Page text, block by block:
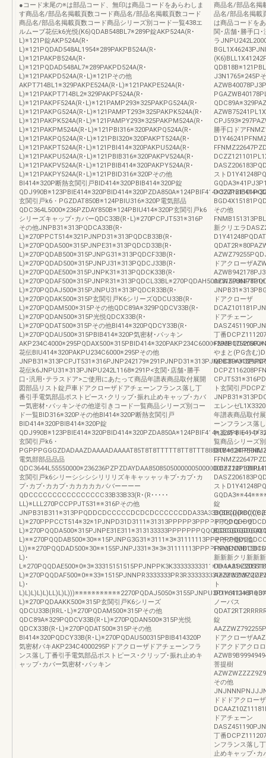
●コード末尾の※は部品コード、無印は商品コードをあらわしま
す商品名/部品名掲載頁数コード商品名/部品名掲載頁数コード
商品名/部品名掲載頁数コード商品シリーズ別コード一覧438エ
ルムーブ花伝k6光悦(K6)QDAB548BL7※289P錠AKP524A(R･
L)※121P錠AKP524A(R･
L)※121PQDAD548AL1954※289PAKPB524A(R･
L)※121PAKPB524A(R･
L)※121PQDAD548AL7※289PAKPD524A(R･
L)※121PAKPD524A(R･L)※121Pその他
AKPT714BL1※329PAKPE524A(R･L)※121PAKPE524A(R･
L)※121PAKPT714BL2※329PAKPF524A(R･
L)※121PAKPF524A(R･L)※121PAMP293※325PAKPG524A(R･
L)※121PAKPG524A(R･L)※121PAMPT293※325PAKPK524A(R･
L)※121PAKPK524A(R･L)※121PAMPY293※325PAKPM524A(R･
L)※121PAKPM524A(R･L)※121PBI316※320PAKPQ524A(R･
L)※121PAKPQ524A(R･L)※121PBI320※320PAKPT524A(R･
L)※121PAKPT524A(R･L)※121PBI414※320PAKPU524A(R･
L)※121PAKPU524A(R･L)※121PBIB316※320PAKPV524A(R･
L)※121PAKPV524A(R･L)※121PBIB414※320PAKPY524A(R･
L)※121PAKPY524A(R･L)※121PBID316※320Pその他
BI414※320P断熱玄関引戸BID414※320PBIB414※320P錠
玄関引戸k6・PGZDAT850B※124PBIU316※320P電気部品
QDC364L5000※236PZDAY850B※124PBIU414※320P玄関引戸k6
シリーズキャップ･カバーQDC33B(R･L)※270PCPJT531※316P
その他JNPB31※313PQDCA33B(R･
L)※270PPCT514※321PJNPD31※313PQDCB33B(R･
L)※270PQDA500※315PJNPE31※313PQDCD33B(R･
L)※270PQDAB500※315PJNPG31※313PQDCF33B(R･
L)※270PQDAD500※315PJNPJ31※313PQDCJ33B(R･
L)※270PQDAE500※315PJNPK31※313PQDCK33B(R･
L)※270PQDAJ500※315PJNPU31※313PQDCR33B(R･
L)※270PQDAK500※315P玄関引戸K6シリーズQDCU33B(R･
L)※270PQDAM500※315Pその他QDC89A※329PQDCV33B(R･
L)※270PQDAN500※315P光悦QDCX33B(R･
L)※270PQDAT500※315Pその他BI414※320PQDCY33B(R･
L)※270PQDAU500※315PBIB414※320P気密材･パッキン
花伝BIU414※320PAKPU234C6000※295Pその他
花伝k6JNPU31※313PJNPU242L1168※291P<玄関･店舗･勝手
口･汎用･テラスドア>ご使用にあたって商品年譜表商品取付展開
図部品リスト錠戸車ドアクローザドアチェーンフランス落し丁
番引手電気部品ポストピース･クリップ･振れ止めキャップ･カバ
ー気密材･パッキンその他逆引きコード一覧商品シリーズ別コー
ド一覧BID316※320Pその他BI414※320P断熱玄関引戸
BID414※320PBIB414※320P錠
玄関引戸k6・
電気部部品品品
玄関引戸k6シリーシシシシリリリズキキャッャッキプ･カプ･カ
プ･カプ･カカプ･カカカカカババーーーー
QDCCCCCCCCCCCCCCCC33B33B33(R･(R･････
LL)※LLL270PCCPPJT531※※316Pその他
L)･
L)･
L)※270PQDAAKK500※315P玄関引戸K6シリーズ
QDCU33B(RRL･L)※270PQDAM500※315Pその他
QDC89A※329PQDCV33B(R･L)※270PQDAN500※315P光悦
QDCX33B(R･L)※270PQDAT500※315Pその他
BI414※320PQDCY33B(R･L)※270PQDAU500315PBIB414320P
気密材パキAKP234C4000295Pドアクローザドアチェーンフラ
ンス落し丁番引手電気部品ポストピース･クリップ･振れ止めキ
ャップ･カバー気密材･パッキン
商品名/部品名掲
品名/部品名掲載
は商品コードを
関･店舗･勝手口･
ラ
J3N1765※245P
勝手口ドア
スト
その他
新クリエラ
ドアクローザ
ドアクローザ
ドアチェーン
丁番
やまと(PG含む
ト玄関引戸
エレンゼ
年譜表商品取付
ーンフランス落
れ止めキャップ･
覧商品シリーズ
スト
錠
ドアクローザ
そその他の他
新新新クリ新新
ト
ノーバス
錠
ドアクローザ
ドアクドアクロ
菩提樹
その他
ドドドアクロー
ドアチェーン
丁番
ンフランス落し
止めキャップ･カ